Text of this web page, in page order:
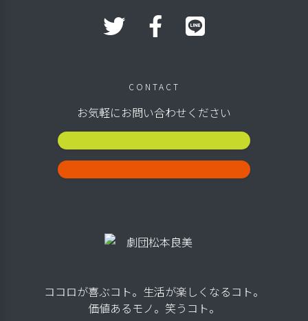
CONTACT
お気軽にお問い合わせください
公演スケジュール
お問い合わせ
ココロが喜ぶコト。生活が楽しくなるコト。
価値あるモノ。笑うコト。